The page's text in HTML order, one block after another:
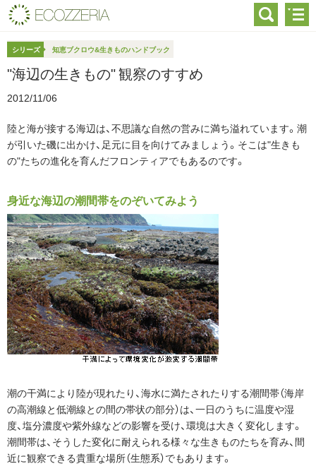
シリーズ 知恵ブクロウ&生きものハンドブック
"海辺の生きもの" 観察のすすめ
2012/11/06
陸と海が接する海辺は、不思議な自然の営みに満ち溢れています。潮
が引いた磯に出かけ、足元に目を向けてみましょう。そこは"生きも
の"たちの進化を育んだフロンティアでもあるのです。
身近な海辺の潮間帯をのぞいてみよう
潮の干満により陸が現れたり、海水に満たされたりする潮間帯（海岸
の高潮線と低潮線との間の帯状の部分）は、一日のうちに温度や湿
度、塩分濃度や紫外線などの影響を受け、環境は大きく変化します。
潮間帯は、そうした変化に耐えられる様々な生きものたちを育み、間
近に観察できる貴重な場所（生態系）でもあります。